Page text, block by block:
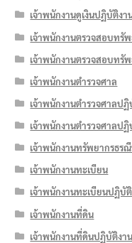
เจ้าพนักงานดูเงินปฏิบัติงา
เจ้าพนักงานตรวจสอบทรั
เจ้าพนักงานตรวจสอบทรั
เจ้าพนักงานตำรวจศาล
เจ้าพนักงานตำรวจศาลป
เจ้าพนักงานตำรวจศาลป
เจ้าพนักงานทรัพยากรธร
เจ้าพนักงานทะเบียน
เจ้าพนักงานทะเบียนปฏิบั
เจ้าพนักงานที่ดิน
เจ้าพนักงานที่ดินปฏิบัติงาน